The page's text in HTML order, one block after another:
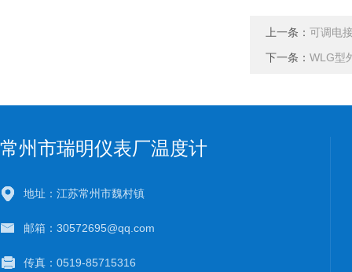
上一条： 可调电
下一条： WLG型
常州市瑞明仪表厂温度计
地址：江苏常州市魏村镇
邮箱：30572695@qq.com
传真：0519-85715316